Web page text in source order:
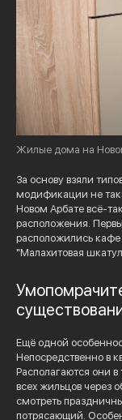
Жилые дома на
За основу взяли
модификации не
Новом Арбате всё-
расположения.
расположились
"Малахитовая
Ещё одной
Непосредственно в
Располагаются они в
всех жильцов через
смотреть
потрясающий.